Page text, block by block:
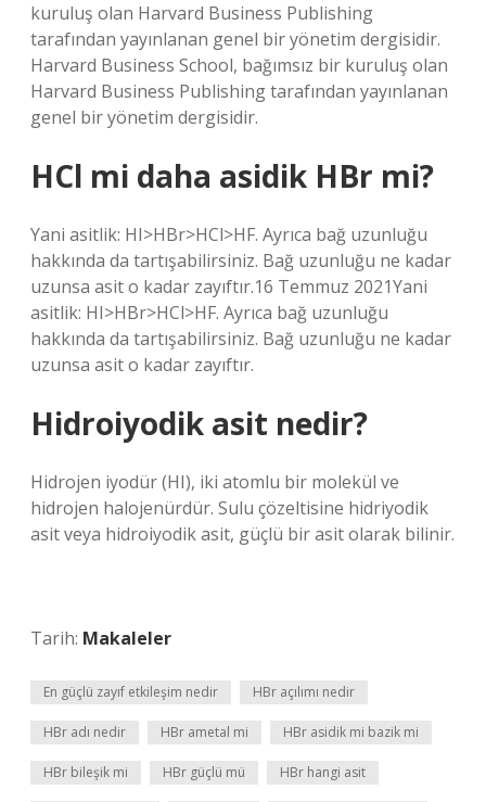
kuruluş olan Harvard Business Publishing
tarafından yayınlanan genel bir yönetim dergisidir.
Harvard Business School, bağımsız bir kuruluş olan
Harvard Business Publishing tarafından yayınlanan
genel bir yönetim dergisidir.
HCl mi daha asidik HBr mi?
Yani asitlik: HI>HBr>HCl>HF. Ayrıca bağ uzunluğu
hakkında da tartışabilirsiniz. Bağ uzunluğu ne kadar
uzunsa asit o kadar zayıftır.16 Temmuz 2021Yani
asitlik: HI>HBr>HCl>HF. Ayrıca bağ uzunluğu
hakkında da tartışabilirsiniz. Bağ uzunluğu ne kadar
uzunsa asit o kadar zayıftır.
Hidroiyodik asit nedir?
Hidrojen iyodür (HI), iki atomlu bir molekül ve
hidrojen halojenürdür. Sulu çözeltisine hidriyodik
asit veya hidroiyodik asit, güçlü bir asit olarak bilinir.
Tarih: Makaleler
En güçlü zayıf etkileşim nedir HBr açılımı nedir
HBr adı nedir HBr ametal mi HBr asidik mi bazik mi
HBr bileşik mi HBr güçlü mü HBr hangi asit